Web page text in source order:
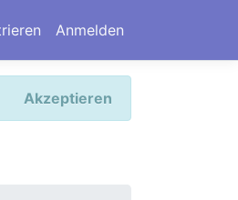
Anmelden
Akzeptieren